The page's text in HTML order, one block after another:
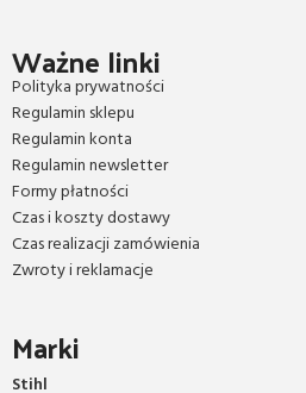
Ważne linki
Polityka prywatności
Regulamin sklepu
Regulamin konta
Regulamin newsletter
Formy płatności
Czas i koszty dostawy
Czas realizacji zamówienia
Zwroty i reklamacje
Marki
Stihl